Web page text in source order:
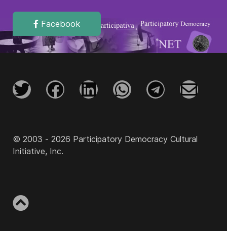
Facebook
© 2003 - 2026 Participatory Democracy Cultural
Initiative, Inc.